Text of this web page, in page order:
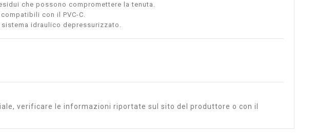
che possono compromettere la tenuta.
con il PVC-C.
idraulico depressurizzato.
verificare le informazioni riportate sul sito del produttore o con il